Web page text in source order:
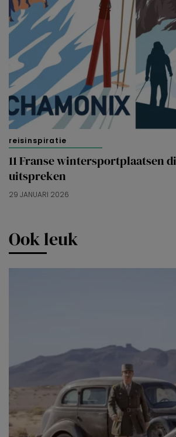
reisinspiratie
11 Franse wintersportplaatsen
uitspreken
29 JANUARI 2026
Ook leuk